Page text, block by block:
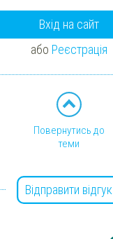
Вхід на сайт
або Реєстрація
Повернутись до
теми
Відправити відгук